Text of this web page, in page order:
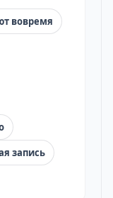
вовремя
запись